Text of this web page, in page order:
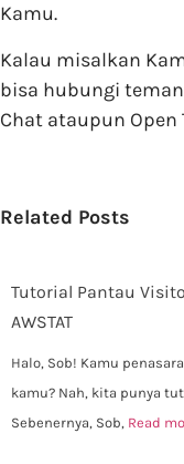
Kamu.
Kalau misalkan
bisa hubungi
Chat ataupun Open
Related Posts
Tutorial Pantau
AWSTAT
Halo, Sob! Kamu
kamu? Nah, kita punya
Sebenernya, Sob, Read